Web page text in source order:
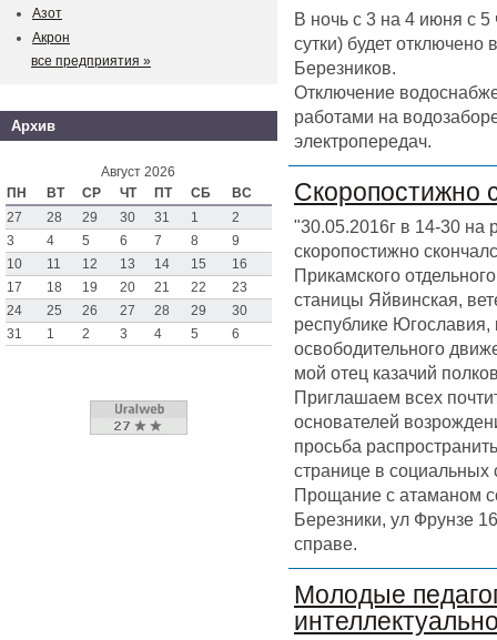
В ночь с 3 на 4 июня с 5
сутки) будет
Березников.
Отключение
работами на
электропередач.
Скоропостижно
"30.05.2016г в 14-30 на
скоропостижно
Прикамского
станицы Яйвинская,
республике
освободительного
мой отец казачий
Приглашаем всех
основателей
просьба
странице в
Прощание с атаманом
Березники, ул Фрунзе
справе.
Молодые
Азот
Акрон
все предприятия »
Архив
Август 2026
ПН
ВТ СР ЧТ ПТ СБ
ВС
27
28 29 30 31 1
2
3
4 5 6 7 8
9
10
11 12 13 14 15
16
17
18 19 20 21 22
23
24
25 26 27 28 29
30
31
1 2 3 4 5 6